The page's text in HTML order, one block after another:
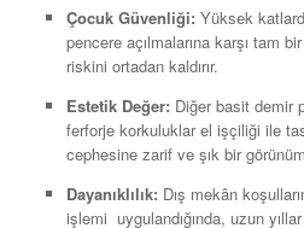
Çocuk Güvenliği: Yüksek
pencere açılmalarına karşı tam
riskini ortadan kaldırır.
Estetik Değer: Diğer basit demir
ferforje korkuluklar el işçiliği ile
cephesine zarif ve şık bir
Dayanıklılık: Dış mekân
işlemi uygulandığında, uzun